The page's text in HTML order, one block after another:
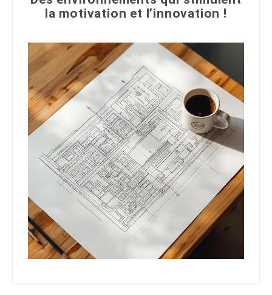
la motivation et l’innovation !